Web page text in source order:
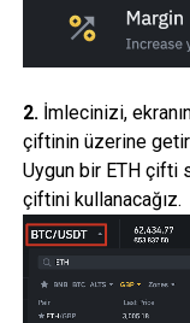
2.İmlecinizi,
çiftinin üzerine
Uygun bir ETH çifti
çiftini kullanacağız.